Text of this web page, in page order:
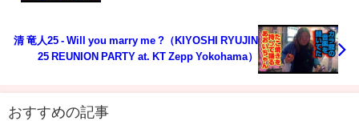
清 竜人25 - Will you marry me ?（KIYOSHI RYUJIN
25 REUNION PARTY at. KT Zepp Yokohama）
おすすめの記事